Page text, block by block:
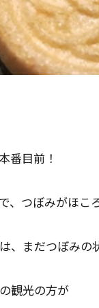
番目前！
、つぼみがほこ
、まだつぼみの
観光の方が